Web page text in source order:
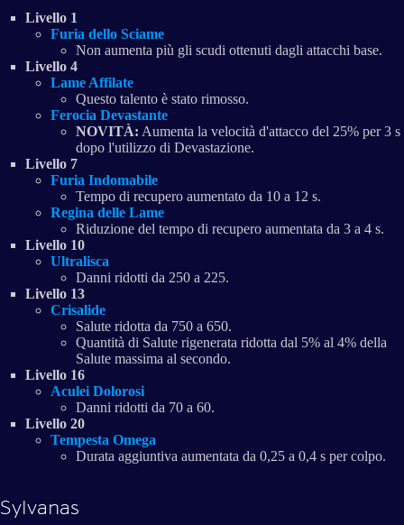
Livello 1
Furia dello Sciame
Non aumenta più gli scudi ottenuti dagli attacchi base.
Livello 4
Lame Affilate
Questo talento è stato rimosso.
Ferocia Devastante
NOVITÀ: Aumenta la velocità d'attacco del 25% per 3 s
dopo l'utilizzo di Devastazione.
Livello 7
Furia Indomabile
Tempo di recupero aumentato da 10 a 12 s.
Regina delle Lame
Riduzione del tempo di recupero aumentata da 3 a 4 s.
Livello 10
Ultralisca
Danni ridotti da 250 a 225.
Livello 13
Crisalide
Salute ridotta da 750 a 650.
Quantità di Salute rigenerata ridotta dal 5% al 4% della
Salute massima al secondo.
Livello 16
Aculei Dolorosi
Danni ridotti da 70 a 60.
Livello 20
Tempesta Omega
Durata aggiuntiva aumentata da 0,25 a 0,4 s per colpo.
Sylvanas